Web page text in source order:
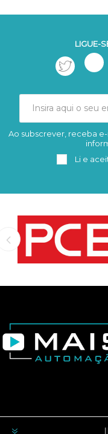
LIGUE-
Ao subscrever, receba
Li e